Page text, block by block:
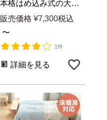
本格はめ込み式の大理石調フロアタイル VEINシリーズ 1枚約W61×D30.5cm [84256]
販売価格 ¥7,300税込
〜
1件
詳細を見る